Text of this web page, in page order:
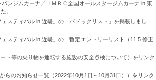
ンジムカーナ／ＪＭＲＣ全国オールスタージムカーナ in 東
。
スティバル in 近畿」の「パドックリスト」を掲載しまし
スティバル in 近畿」の「暫定エントリーリスト（11.5 修正
ト等の乗り物を運転する施設の安全点検について）をリンク
らのお知らせ一覧（2022年10月1日～10月31日））をリンク